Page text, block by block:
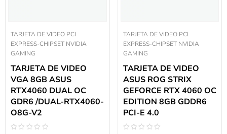
TARJETA DE VIDEO PCI
EXPRESS-CHIPSET NVIDIA
GAMING
TARJETA DE VIDEO
VGA 8GB ASUS
RTX4060 DUAL OC
GDR6 /DUAL-RTX4060-
O8G-V2
TARJETA DE VIDEO PCI
EXPRESS-CHIPSET NVIDIA
GAMING
TARJETA DE VIDEO
ASUS ROG STRIX
GEFORCE RTX 4060 OC
EDITION 8GB GDDR6
PCI-E 4.0